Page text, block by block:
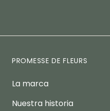
PROMESSE DE FLEURS
La marca
Nuestra historia